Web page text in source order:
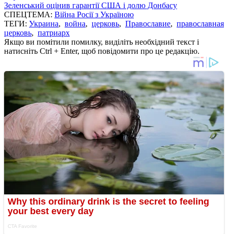
Зеленський оцінив гарантії США і долю Донбасу
СПЕЦТЕМА: Війна Росії з Україною
ТЕГИ: Украина, война, церковь, Православие, православная
церковь, патриарх
Якщо ви помітили помилку, виділіть необхідний текст і
натисніть Ctrl + Enter, щоб повідомити про це редакцію.